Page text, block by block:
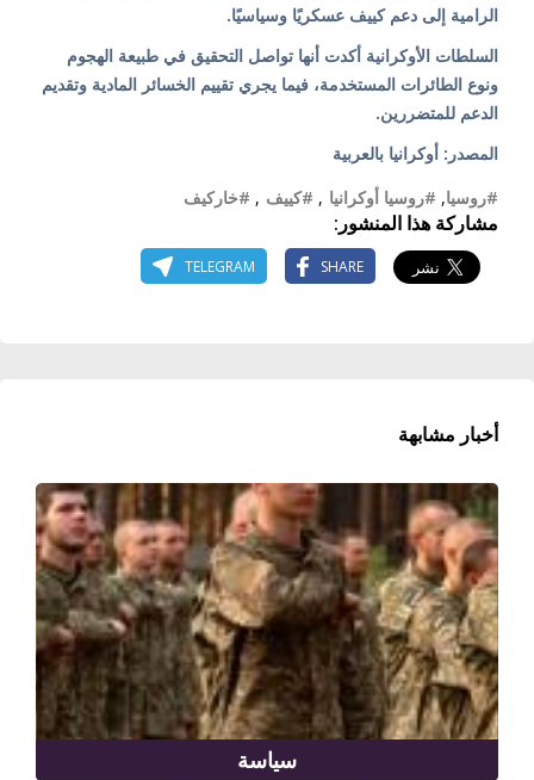
الرامية إلى دعم كييف عسكريًا وسياسيًا.
السلطات الأوكرانية أكدت أنها تواصل التحقيق في طبيعة الهجوم
ونوع الطائرات المستخدمة، فيما يجري تقييم الخسائر المادية وتقديم
الدعم للمتضررين.
المصدر: أوكرانيا بالعربية
#روسيا, #روسيا أوكرانيا , #كييف , #خاركيف
مشاركة هذا المنشور:
SHARE
TELEGRAM
أخبار مشابهة
سياسة